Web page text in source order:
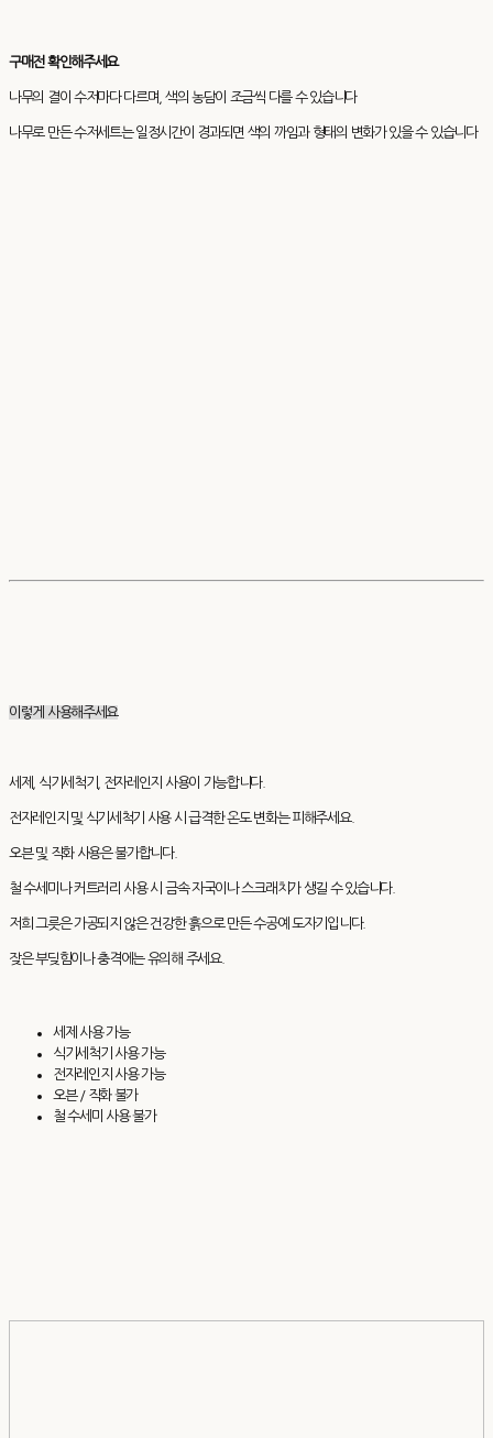
구매전 확인해주세요
나무의 결이 수저마다 다르며, 색의 농담이 조금씩 다를 수 있습니다
나무로 만든 수저세트는 일정시간이 경과되면 색의 까임과 형태의 변화가 있을 수 있습니다
이렇게 사용해주세요
세제, 식기세척기, 전자레인지 사용이 가능합니다.
전자레인지 및 식기세척기 사용 시 급격한 온도 변화는 피해주세요.
오븐 및 직화 사용은 불가합니다.
철 수세미나 커트러리 사용 시 금속 자국이나 스크래치가 생길 수 있습니다.
저희 그릇은 가공되지 않은 건강한 흙으로 만든 수공예 도자기입니다.
잦은 부딪힘이나 충격에는 유의해 주세요.
세제 사용 가능
식기세척기 사용 가능
전자레인지 사용 가능
오븐 / 직화 불가
철 수세미 사용 불가